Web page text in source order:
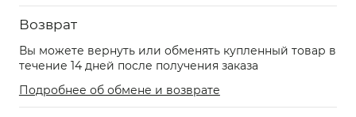
Возврат
Вы можете вернуть или обменять купленный товар в
течение 14 дней после получения заказа
Подробнее об обмене и возврате